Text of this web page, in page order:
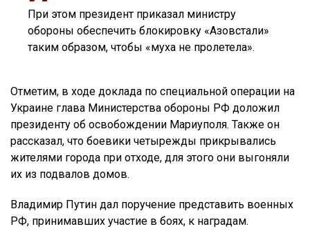
При этом президент приказал министру
обороны обеспечить блокировку «Азовстали»
таким образом, чтобы «муха не пролетела».
Отметим, в ходе доклада по специальной операции на
Украине глава Министерства обороны РФ доложил
президенту об освобождении Мариуполя. Также он
рассказал, что боевики четырежды прикрывались
жителями города при отходе, для этого они выгоняли
их из подвалов домов.
Владимир Путин дал поручение представить военных
РФ, принимавших участие в боях, к наградам.